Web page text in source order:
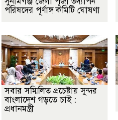
পরিষদের পূর্ণাঙ্গ কমিটি ঘোষণা
সবার সম্মিলিত প্রচেষ্টায় সুন্দর
বাংলাদেশ গড়তে চাই :
প্রধানমন্ত্রী